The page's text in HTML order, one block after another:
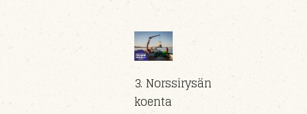
3. Norssirysän
koenta